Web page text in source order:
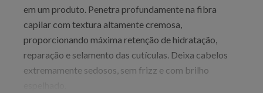
em um produto. Penetra profundamente na fibra
capilar com textura altamente cremosa,
proporcionando máxima retenção de hidratação,
reparação e selamento das cutículas. Deixa cabelos
extremamente sedosos, sem frizz e com brilho